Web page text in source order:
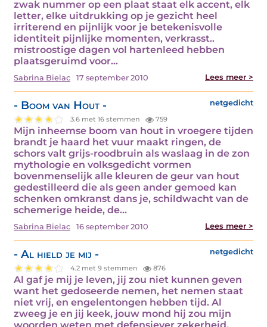
zwak nummer op een plaat staat elk accent, elk
letter, elke uitdrukking op je gezicht heel
irriterend en pijnlijk voor je betekenisvolle
identiteit pijnlijke momenten, verkrasst..
mistroostige dagen vol hartenleed hebben
plaatsgeruimd voor…
Sabrina Bielac 17 september 2010 Lees meer >
- Boom van Hout - netgedicht
3.6 met 16 stemmen 759
Mijn inheemse boom van hout in vroegere tijden
brandt je haard het vuur maakt ringen, de
schors valt grijs-roodbruin als waslaag in de zon
mythologie en volksgedicht vormen
bovenmenselijk alle kleuren de geur van hout
gedestilleerd die als geen ander gemoed kan
schenken omkranst dans je, schildwacht van de
schemerige heide, de…
Sabrina Bielac 16 september 2010 Lees meer >
- Al hield je mij - netgedicht
4.2 met 9 stemmen 876
Al gaf je mij je leven, jij zou niet kunnen geven
want het gedoseerde nemen, het nemen staat
niet vrij, en engelentongen hebben tijd. Al
zweeg je en jij keek, jouw mond hij zou mijn
woorden weten met defensiever zekerheid,